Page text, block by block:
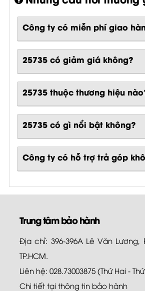
Công ty có miễn phí giao
25735 có giảm giá không?
25735 thuộc thương hiệu
25735có gì nổi bật không?
Công ty có hỗ trợ trả góp
Trung tâm bảo hành
Địa chỉ: 396-396A Lê Văn Lương,
TP.HCM.
Liên hệ: 028.73003875 (Thứ Hai -
Chi tiết tại thông tin bảo hành